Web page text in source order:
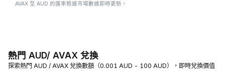
AVAX 至 AUD 的匯率根據市場數據即時更新。
熱門 AUD/ AVAX 兌換
探索熱門 AUD / AVAX 兌換數額（0.001 AUD - 100 AUD），即時兌換價值